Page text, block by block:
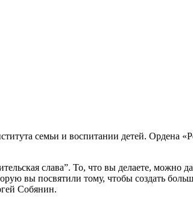
семьи и воспитании детей. Ордена
слава”. То, что вы делаете, можно
вы посвятили тому, чтобы создать
Собянин.